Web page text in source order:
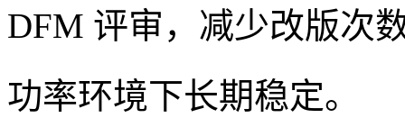
DFM 评审，减少改版次
功率环境下长期稳定。